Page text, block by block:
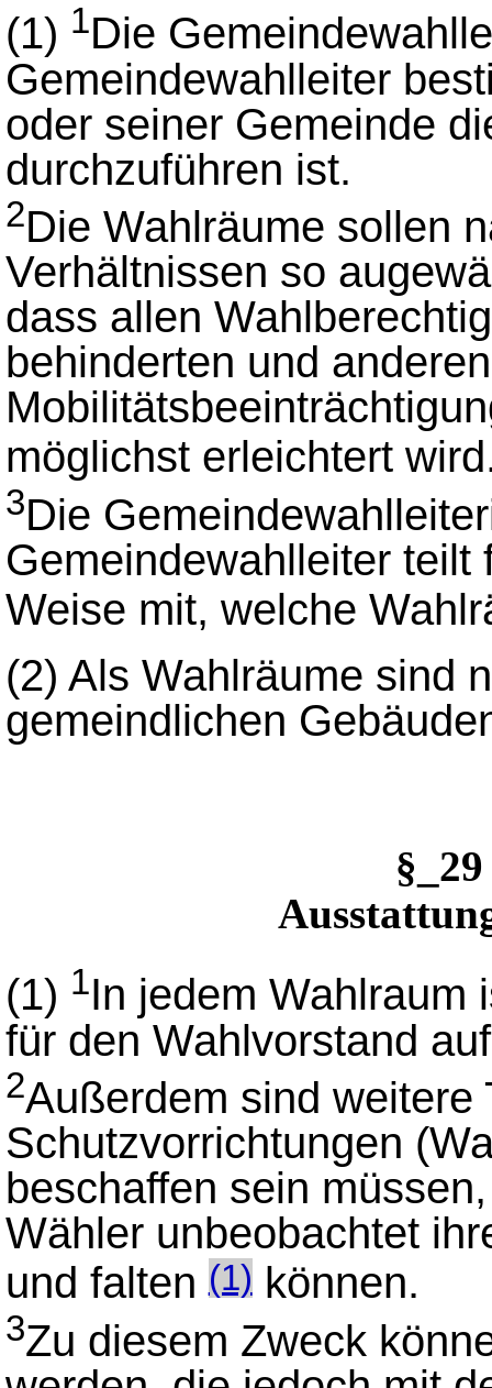
(1) 1Die
Gemeindewahlleiter
oder seiner Gemeinde
durchzuführen ist.
2Die Wahlräume sollen
Verhältnissen so
dass allen
behinderten und
möglichst erleichtert
3Die
Gemeindewahlleiter
Weise mit, welche
(2) Als Wahlräume sind
gemeindlichen
(1) 1In jedem Wahlraum
für den Wahlvorstand
2Außerdem sind weitere
Schutzvorrichtungen
beschaffen sein
Wähler unbeobachtet
und falten(1)können.
3Zu diesem Zweck